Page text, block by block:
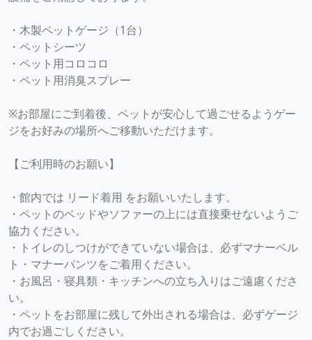
・木製ペットゲージ（1台）
・ペットシーツ
・ペット用コロコロ
・ペット用消臭スプレー
※お部屋にご到着後、ペットが安心して過ごせるようゲー
ジをお好みの場所へご移動いただけます。
【ご利用時のお願い】
・館内では リード着用 をお願いいたします。
・ペットのベッドやソファーの上には直接乗せないようご
協力ください。
・トイレのしつけができていない場合は、必ずマナーベル
ト・マナーパンツをご着用ください。
・お風呂・寝具類・キッチンへの立ち入りはご遠慮くださ
い。
・ペットをお部屋に残して外出される場合は、必ずゲージ
内でお過ごしください。